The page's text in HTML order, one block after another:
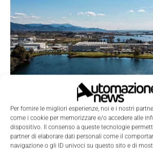
Per fornire le migliori esperienze, noi e i nostri
come i cookie per memorizzare e/o accedere alle
dispositivo. Il consenso a queste tecnologie
partner di elaborare dati personali come il
navigazione o gli ID univoci su questo sito e di
Produzione e supply chain
olio di qualità
Alice Alinari - 23 Novembre 2022